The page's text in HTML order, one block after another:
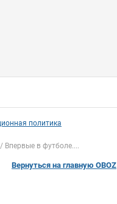
политика
Впервые в футболе....
Вернуться на главную OBOZ